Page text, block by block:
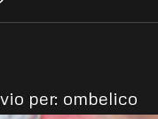
per: ombelico